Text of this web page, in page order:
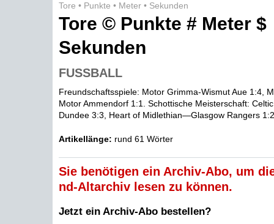
Tore • Punkte • Meter • Sekunden
Tore © Punkte # Meter $
Sekunden
FUSSBALL
Freundschaftsspiele: Motor Grimma-Wismut Aue 1:4,
Motor Ammendorf 1:1. Schottische Meisterschaft:
Dundee 3:3, Heart of Midlethian—Glasgow Rangers
Artikellänge: rund 61 Wörter
Sie benötigen ein Archiv-Abo, um
nd-Altarchiv lesen zu können.
Jetzt ein Archiv-Abo bestellen?